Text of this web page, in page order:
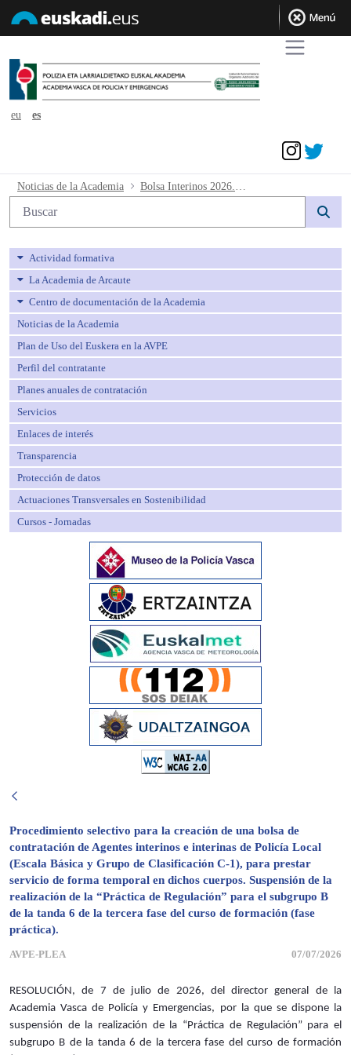
eu
es
Bolsa Interinos 2026. Resolución
Noticias de la Academia
Búsqueda web
Actividad formativa
La Academia de Arcaute
Centro de documentación de la Academia
Noticias de la Academia
Plan de Uso del Euskera en la AVPE
Perfil del contratante
Planes anuales de contratación
Servicios
Enlaces de interés
Transparencia
Protección de datos
Actuaciones Transversales en Sostenibilidad
Cursos - Jornadas
Procedimiento selectivo para la creación de una bolsa de
contratación de Agentes interinos e interinas de Policía Local
(Escala Básica y Grupo de Clasificación C-1), para prestar
servicio de forma temporal en dichos cuerpos. Suspensión de la
realización de la “Práctica de Regulación” para el subgrupo B
de la tanda 6 de la tercera fase del curso de formación (fase
práctica).
AVPE-PLEA 07/07/2026
RESOLUCIÓN, de 7 de julio de 2026, del director general de la
Academia Vasca de Policía y Emergencias, por la que se dispone la
suspensión de la realización de la “Práctica de Regulación” para el
subgrupo B de la tanda 6 de la tercera fase del curso de formación